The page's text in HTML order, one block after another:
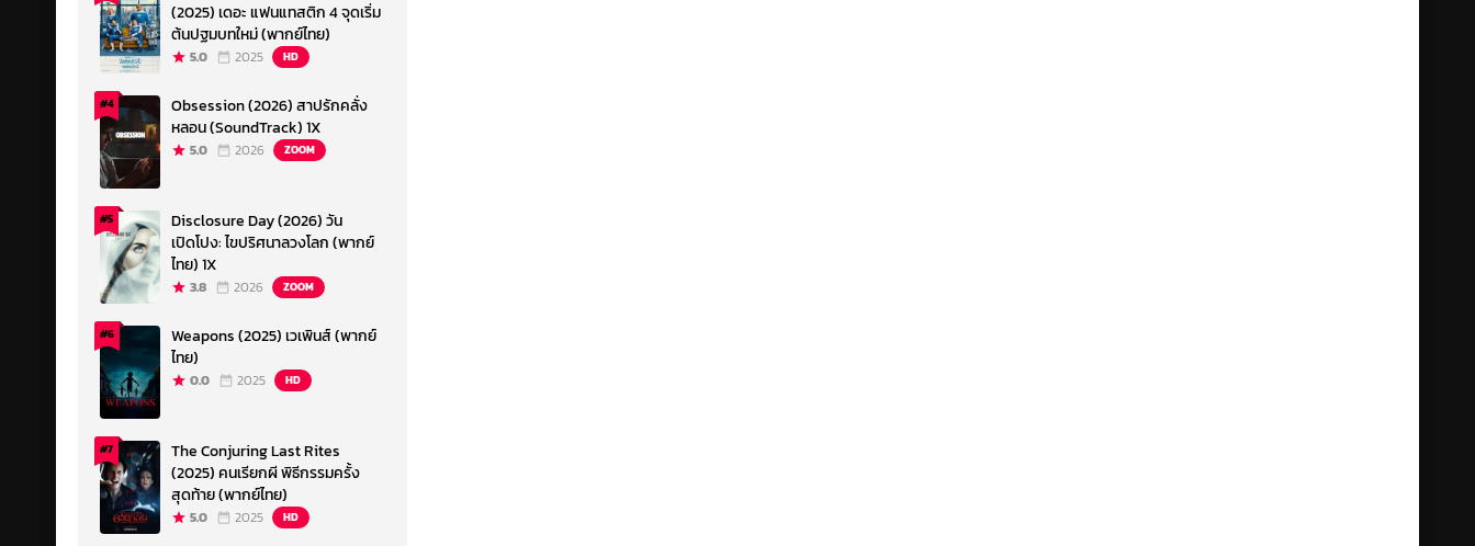
(2025) เดอะ แฟนแทสติก 4 จุดเริ่ม
ต้นปฐมบทใหม่ (พากย์ไทย)
5.0 2025 HD
#4
Obsession (2026) สาปรักคลั่ง
หลอน (SoundTrack) 1X
5.0 2026 ZOOM
#5
Disclosure Day (2026) วัน
เปิดโปง: ไขปริศนาลวงโลก (พากย์
ไทย) 1X
3.8 2026 ZOOM
#6
Weapons (2025) เวเพินส์ (พากย์
ไทย)
0.0 2025 HD
#7
The Conjuring Last Rites
(2025) คนเรียกผี พิธีกรรมครั้ง
สุดท้าย (พากย์ไทย)
5.0 2025 HD